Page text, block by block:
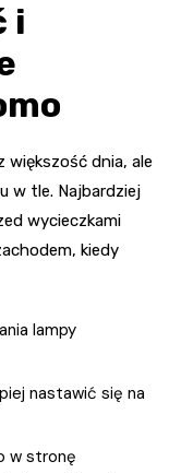
i
większość dnia, ale
w tle. Najbardziej
wycieczkami
kiedy
lampy
nastawić się na
w stronę